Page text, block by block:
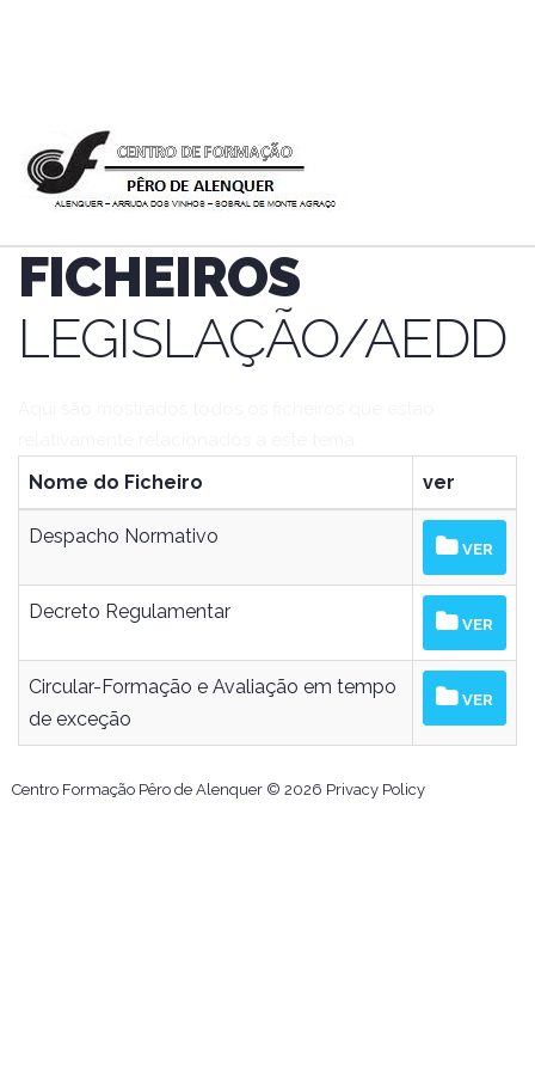
FICHEIROS
LEGISLAÇÃO/AEDD
Nome do Ficheiro ver
Despacho Normativo
VER
Decreto Regulamentar
VER
Circular-Formação e Avaliação em tempo
de exceção
VER
Centro Formação Pêro de Alenquer © 2026 Privacy Policy